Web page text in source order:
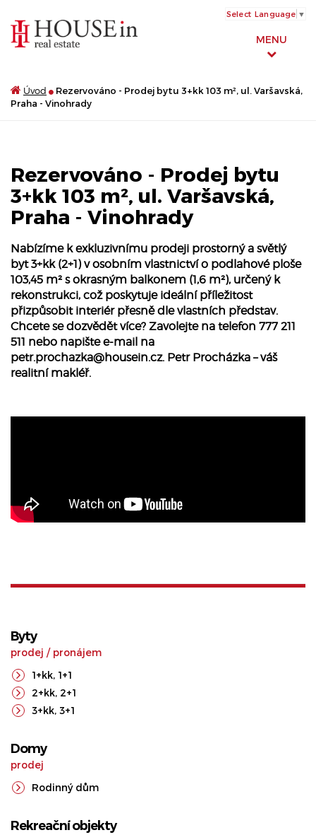
MENU
Select Language ▼
Úvod
Rezervováno - Prodej bytu 3+kk 103 m², ul. Varšavská,
Praha - Vinohrady
Rezervováno - Prodej bytu
3+kk 103 m², ul. Varšavská,
Praha - Vinohrady
Nabízíme k exkluzivnímu prodeji prostorný a světlý
byt 3+kk (2+1) v osobním vlastnictví o podlahové ploše
103,45 m² s okrasným balkonem (1,6 m²), určený k
rekonstrukci, což poskytuje ideální příležitost
přizpůsobit interiér přesně dle vlastních představ.
Chcete se dozvědět více? Zavolejte na telefon 777 211
511 nebo napište e-mail na
petr.prochazka@housein.cz. Petr Procházka – váš
realitní makléř.
Byty
prodej / pronájem
1+kk, 1+1
2+kk, 2+1
3+kk, 3+1
Domy
prodej
Rodinný dům
Rekreační objekty